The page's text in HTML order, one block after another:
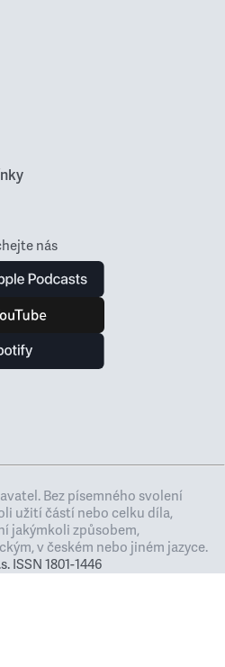
nás
Bez písemného svolení
užití částí nebo celku díla,
jakýmkoli způsobem,
v českém nebo jiném jazyce.
ISSN 1801-1446